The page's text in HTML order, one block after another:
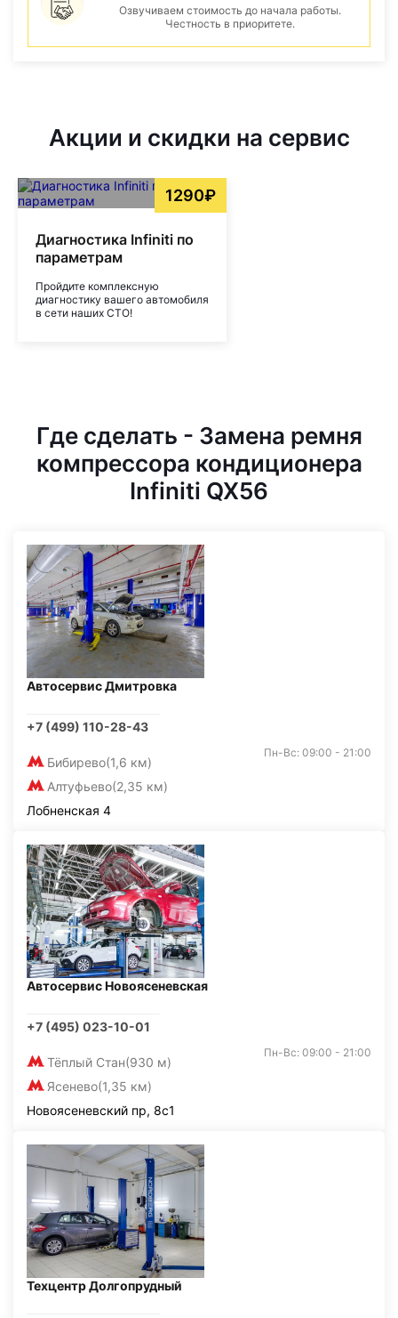
Озвучиваем стоимость до начала работы.
Честность в приоритете.
Акции и скидки на сервис
1290₽
Диагностика Infiniti по
параметрам
Пройдите комплексную
диагностику вашего автомобиля
в сети наших СТО!
Где сделать - Замена ремня
компрессора кондиционера
Infiniti QX56
Автосервис Дмитровка
+7 (499) 110-28-43
Бибирево(1,6 км)
Алтуфьево(2,35 км)
Пн-Вс: 09:00 - 21:00
Лобненская 4
Автосервис Новоясеневская
+7 (495) 023-10-01
Тёплый Стан(930 м)
Ясенево(1,35 км)
Пн-Вс: 09:00 - 21:00
Новоясеневский пр, 8с1
Техцентр Долгопрудный